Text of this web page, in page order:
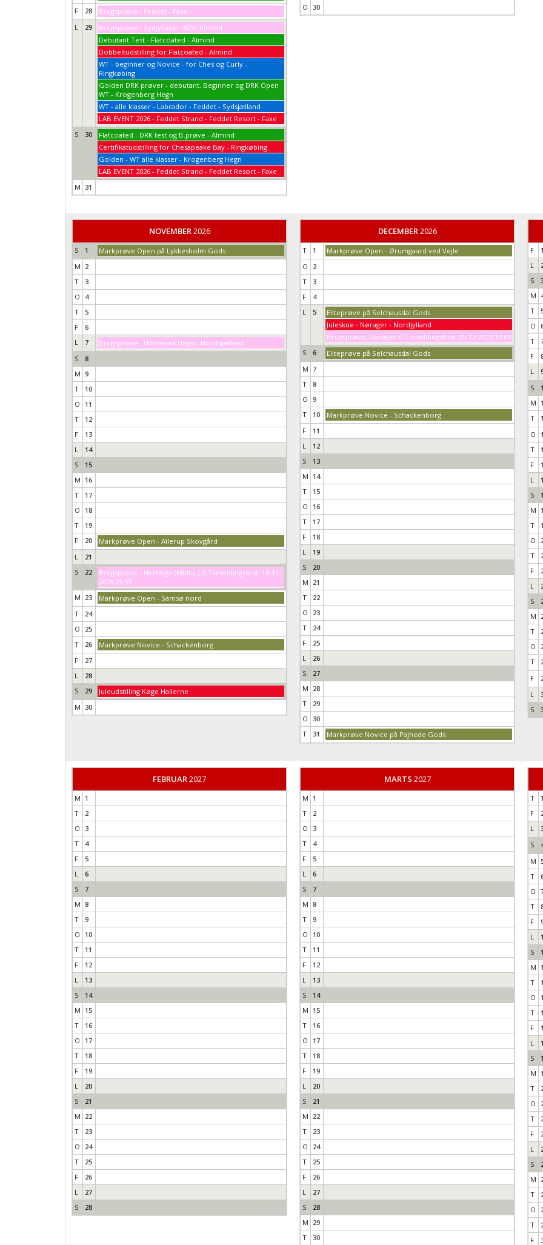
F
28
Brugsprøve - Feddet - Faxe
L
29
Brugsprøve - Sydjylland - 6051 Almind
Debutant Test - Flatcoated - Almind
Dobbeltudstilling for Flatcoated - Almind
WT - beginner og Novice - for Ches og Curly -
Ringkøbing
Golden DRK prøver - debutant, Beginner og DRK Open
WT - Krogenberg Hegn
WT - alle klasser - Labrador - Feddet - Sydsjælland
LAB EVENT 2026 - Feddet Strand - Feddet Resort - Faxe
S
30
Flatcoated - DRK test og B.prøve - Almind
Certifikatudstilling for Chesapeake Bay - Ringkøbing
Golden - WT alle klasser - Krogenberg Hegn
LAB EVENT 2026 - Feddet Strand - Feddet Resort - Faxe
M 31
O 30
NOVEMBER 2026
S 1
Markprøve Open på Lykkesholm Gods
M 2
T
3
O
4
T
5
F
6
L
7
Brugsprøve - Horserød Hegn - Nordsjælland
S
8
M 9
T
10
O
11
T
12
F
13
L
14
S
15
M 16
T
17
O
18
T
19
F
20
Markprøve Open - Allerup Skovgård
L
21
S
22
Brugsprøve - Herfølge (Midtsj.) // Tilmeldingsfrist: 18-11-
2026 23:59
M 23
Markprøve Open - Samsø nord
T
24
O
25
T
26
Markprøve Novice - Schackenborg
F
27
L
28
S
29
Juleudstilling Køge Hallerne
M 30
DECEMBER 2026
T 1
Markprøve Open - Ørumgaard ved Vejle
O
2
T
3
F
4
L
5
Eliteprøve på Selchausdal Gods
Juleskue - Nørager - Nordjylland
Brugsprøve, Nørager // Tilmeldingsfrist: 05-12-2026 10:00
S
6
Eliteprøve på Selchausdal Gods
M 7
T
8
O 9
T
10
Markprøve Novice - Schackenborg
F
11
L
12
S
13
M 14
T
15
O
16
T
17
F
18
L
19
S
20
M 21
T
22
O
23
T
24
F
25
L
26
S
27
M 28
T
29
O 30
T
31 Markprøve Novice på Pajhede Gods
F
1
L
S
M
T
O
T
F
L
S
M
T
O
T
F
L
S
M
T
O
T
F
L
S
M
T
O
T
F
L
S
FEBRUAR 2027
M 1
T
2
O 3
T
4
F
5
L
6
S
7
M 8
T
9
O
10
T
11
F
12
L
13
S
14
M 15
T
16
O
17
T
18
F
19
L
20
S
21
M 22
T
23
O
24
T
25
F
26
L
27
S
28
MARTS 2027
M 1
T
2
O 3
T
4
F
5
L
6
S
7
M 8
T
9
O
10
T
11
F
12
L
13
S
14
M 15
T
16
O
17
T
18
F
19
L
20
S
21
M 22
T
23
O
24
T
25
F
26
L
27
S
28
M 29
T
30
T
1
F
L
S
M
T
O
T
F
L
S
M
T
O
T
F
L
S
M
T
O
T
F
L
S
M
T
O
T
F